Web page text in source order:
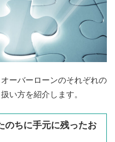
ーバーローンのそれぞれの
い方を紹介します。
のちに手元に残ったお